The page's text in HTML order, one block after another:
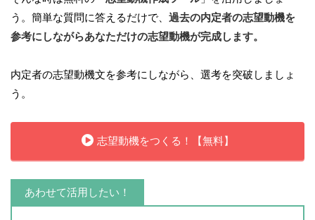
う。簡単な質問に答えるだけで、 過去の内定者の志望動機を
参考にしながらあなただけの志望動機が完成します。
内定者の志望動機文を参考にしながら、選考を突破しましょ
う。
志望動機をつくる！【無料】
あわせて活用したい！